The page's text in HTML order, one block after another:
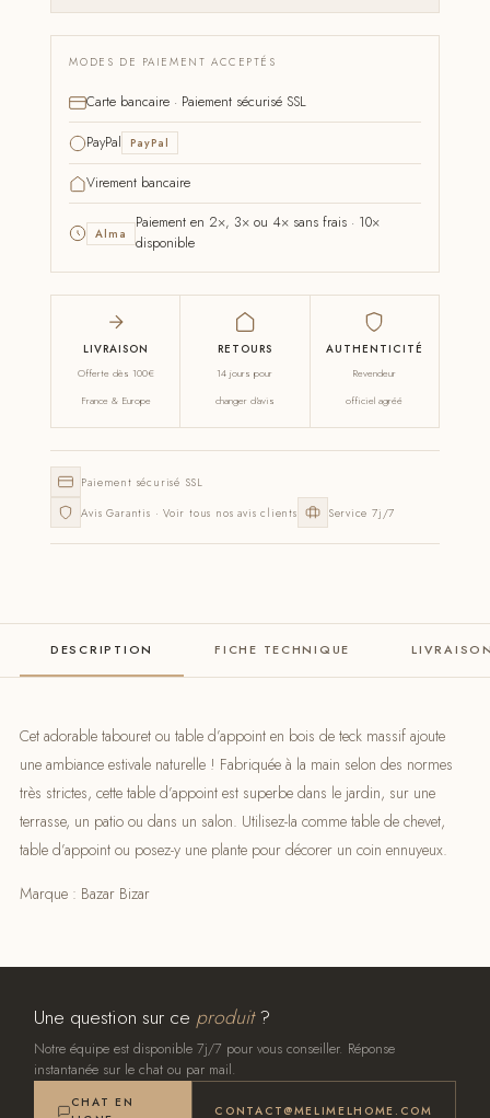
MODES DE PAIEMENT ACCEPTÉS
Carte bancaire · Paiement sécurisé SSL
PayPal PayPal
Virement bancaire
Alma
Paiement en 2×, 3× ou 4× sans frais · 10×
disponible
LIVRAISON
Offerte dès 100€
France & Europe
RETOURS
14 jours pour
changer d'avis
AUTHENTICITÉ
Revendeur
officiel agréé
Paiement sécurisé SSL
Avis Garantis · Voir tous nos avis clients
Service 7j/7
DESCRIPTION FICHE TECHNIQUE
Cet adorable tabouret ou table d’appoint en bois de teck massif ajoute
une ambiance estivale naturelle ! Fabriquée à la main selon des normes
très strictes, cette table d’appoint est superbe dans le jardin, sur une
terrasse, un patio ou dans un salon. Utilisez-la comme table de chevet,
table d’appoint ou posez-y une plante pour décorer un coin ennuyeux.
Marque : Bazar Bizar
Une question sur ce produit?
Notre équipe est disponible 7j/7 pour vous conseiller. Réponse
instantanée sur le chat ou par mail.
CHAT EN
CONTACT@MELIMELHOME.COM